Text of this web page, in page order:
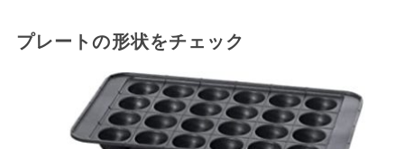
プレートの形状をチェック